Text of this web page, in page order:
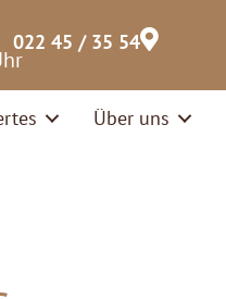
022 45 / 35 54
Über uns